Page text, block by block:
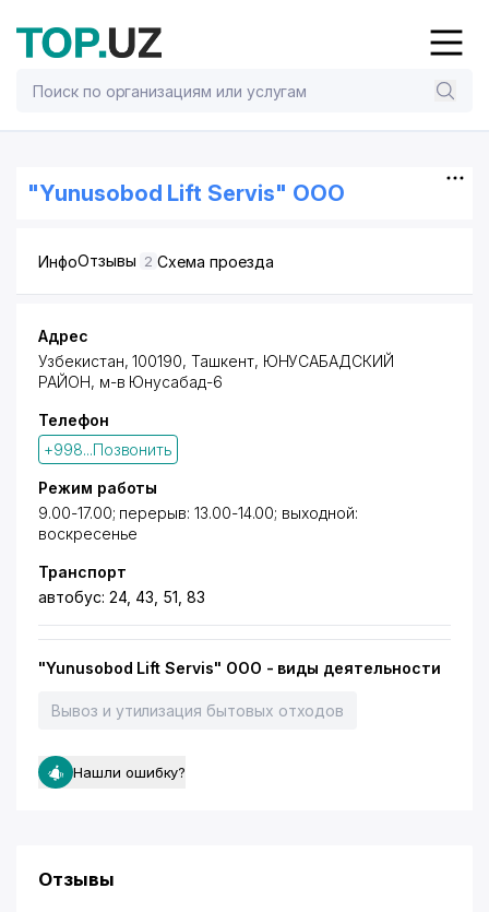
"Yunusobod Lift Servis" ООО
ИнфоОтзывы 2 Схема проезда
Адрес
Узбекистан, 100190, Ташкент, ЮНУСАБАДСКИЙ
РАЙОН, м-в Юнусабад-6
Телефон
+998...Позвонить
Режим работы
9.00-17.00; перерыв: 13.00-14.00; выходной:
воскресенье
Транспорт
автобус: 24, 43, 51, 83
"Yunusobod Lift Servis" ООО - виды деятельности
Вывоз и утилизация бытовых отходов
Нашли ошибку?
Отзывы